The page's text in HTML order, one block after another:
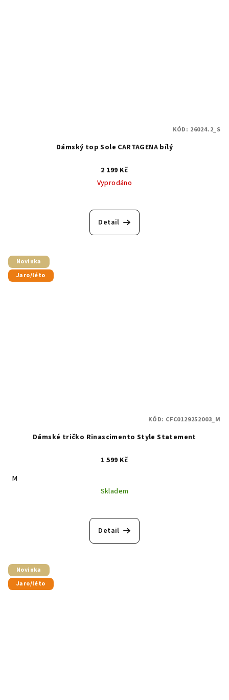
Dámský top Sole CARTAGENA bílý
2 199 Kč
Vyprodáno
Detail
KÓD: 26024.2_S
Novinka
Jaro/léto
Dámské tričko Rinascimento Style Statement
1 599 Kč
M
Skladem
Detail
KÓD: CFC0129252003_M
Novinka
Jaro/léto